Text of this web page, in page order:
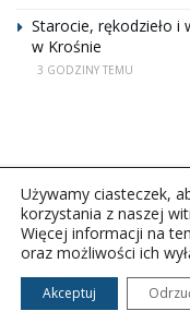
Starocie, rękodzieło
w Krośnie
3 GODZINY TEMU
Copyright ©
Wszelkie prawa
Używamy ciasteczek,
korzystania z naszej
Więcej informacji na
oraz możliwości ich
Akceptuj